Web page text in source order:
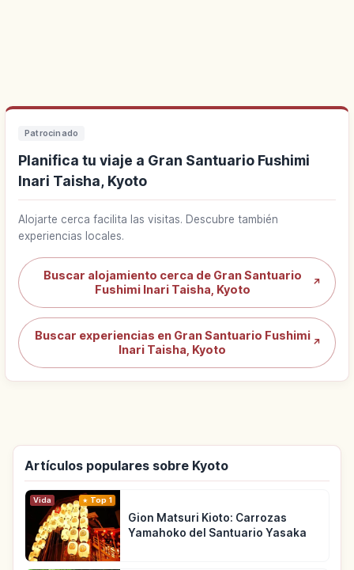
Patrocinado
Planifica tu viaje a Gran Santuario Fushimi
Inari Taisha, Kyoto
Alojarte cerca facilita las visitas. Descubre también
experiencias locales.
Buscar alojamiento cerca de Gran Santuario
Fushimi Inari Taisha, Kyoto
↗
Buscar experiencias en Gran Santuario Fushimi
Inari Taisha, Kyoto
↗
Artículos populares sobre Kyoto
Vida Top 1
Gion Matsuri Kioto: Carrozas
Yamahoko del Santuario Yasaka